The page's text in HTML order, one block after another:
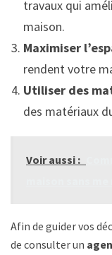
travaux qui
maison.
Maximiser
rendent votre
Utiliser des
des matériaux
Voir aussi :
Afin de guider vos
de consulter un